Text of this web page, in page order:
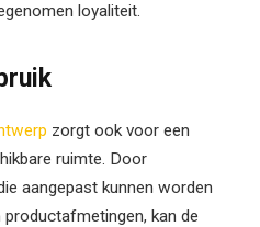
loyaliteit.
zorgt ook voor een
ruimte. Door
aangepast kunnen worden
kan de